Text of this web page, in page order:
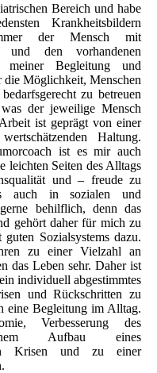
Bereich und habe
Krankheitsbildern
der Mensch mit
den vorhandenen
meiner Begleitung und
Möglichkeit, Menschen
zu betreuen
der jeweilige Mensch
ist geprägt von einer
Haltung.
ist es mir auch
leichten Seiten des Alltags
und – freude zu
auch in sozialen und
behilflich, denn das
gehört daher für mich zu
Sozialsystems dazu.
zu einer Vielzahl an
das Leben sehr. Daher ist
individuell abgestimmtes
und Rückschritten zu
eine Begleitung im Alltag.
Verbesserung des
einem Aufbau eines
in Krisen und zu einer